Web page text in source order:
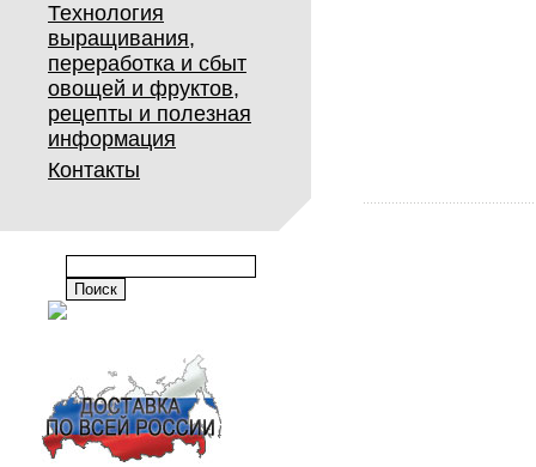
Технология
выращивания,
переработка и сбыт
овощей и фруктов,
рецепты и полезная
информация
Контакты